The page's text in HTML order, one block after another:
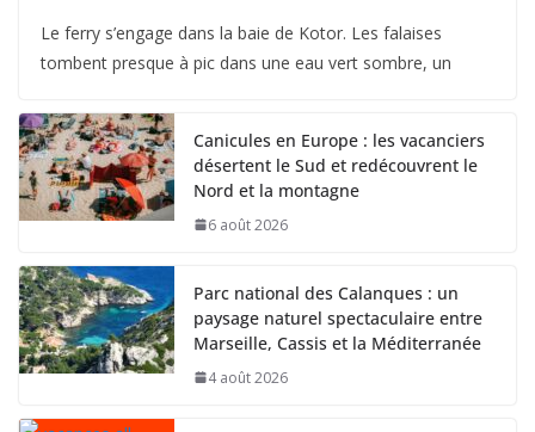
Le ferry s’engage dans la baie de Kotor. Les falaises
tombent presque à pic dans une eau vert sombre, un
Canicules en Europe : les vacanciers
désertent le Sud et redécouvrent le
Nord et la montagne
6 août 2026
Parc national des Calanques : un
paysage naturel spectaculaire entre
Marseille, Cassis et la Méditerranée
4 août 2026